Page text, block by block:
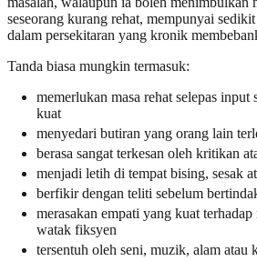
seseorang kurang rehat, mempunyai
dalam persekitaran yang kronik
Tanda biasa mungkin termasuk:
memerlukan masa rehat selepas input
kuat
menyedari butiran yang orang lain
berasa sangat terkesan oleh kritikan
menjadi letih di tempat bising, sesak
berfikir dengan teliti sebelum
merasakan empati yang kuat
watak fiksyen
tersentuh oleh seni, muzik, alam atau